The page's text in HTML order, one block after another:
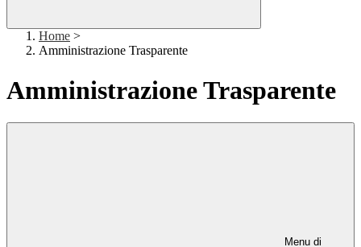
Home >
Amministrazione Trasparente
Amministrazione Trasparente
Menu di